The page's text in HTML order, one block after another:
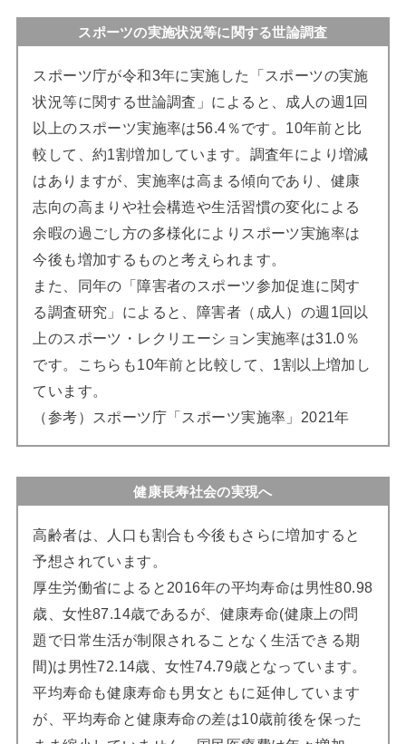
スポーツの実施状況等に関する世論調査
スポーツ庁が令和3年に実施した「スポーツの実施
状況等に関する世論調査」によると、成人の週1回
以上のスポーツ実施率は56.4％です。10年前と比
較して、約1割増加しています。調査年により増減
はありますが、実施率は高まる傾向であり、健康
志向の高まりや社会構造や生活習慣の変化による
余暇の過ごし方の多様化によりスポーツ実施率は
今後も増加するものと考えられます。
また、同年の「障害者のスポーツ参加促進に関す
る調査研究」によると、障害者（成人）の週1回以
上のスポーツ・レクリエーション実施率は31.0％
です。こちらも10年前と比較して、1割以上増加し
ています。
（参考）スポーツ庁「スポーツ実施率」2021年
健康長寿社会の実現へ
高齢者は、人口も割合も今後もさらに増加すると
予想されています。
厚生労働省によると2016年の平均寿命は男性80.98
歳、女性87.14歳であるが、健康寿命(健康上の問
題で日常生活が制限されることなく生活できる期
間)は男性72.14歳、女性74.79歳となっています。
平均寿命も健康寿命も男女ともに延伸しています
が、平均寿命と健康寿命の差は10歳前後を保った